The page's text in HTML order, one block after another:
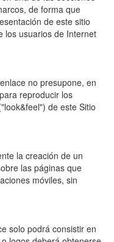
de forma que
de este sitio
los usuarios de Internet
no presupone, en
reproducir los
de este Sitio
la creación de un
las páginas que
móviles, sin
solo podrá consistir en